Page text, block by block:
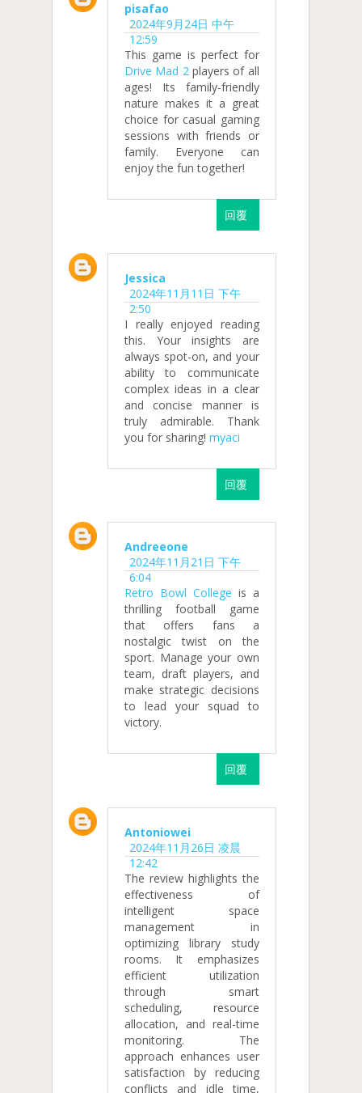
pisafao
2024年9月24日 中午
12:59
This game is perfect for
Drive Mad 2players of all
ages! Its family-friendly
nature makes it a great
choice for casual gaming
sessions with friends or
family. Everyone can
enjoy the fun together!
回覆
Jessica
2024年11月11日 下午
2:50
I really enjoyed reading
this. Your insights are
always spot-on, and your
ability to communicate
complex ideas in a clear
and concise manner is
truly admirable. Thank
you for sharing! myaci
回覆
Andreeone
2024年11月21日 下午
6:04
Retro Bowl College is a
thrilling football game
that offers fans a
nostalgic twist on the
sport. Manage your own
team, draft players, and
make strategic decisions
to lead your squad to
victory.
回覆
Antoniowei
2024年11月26日 凌晨
12:42
The review highlights the
effectiveness of
intelligent space
management in
optimizing library study
rooms. It emphasizes
efficient utilization
through smart
scheduling, resource
allocation, and real-time
monitoring. The
approach enhances user
satisfaction by reducing
conflicts and idle time,